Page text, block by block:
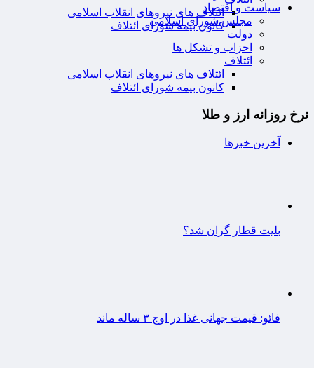
ائتلاف های نیروهای انقلاب اسلامی
کانون بیمه شورای ائتلاف
سیاست و اقتصاد
مجلس شورای اسلامی
دولت
احزاب و تشکل ها
ائتلاف
ائتلاف های نیروهای انقلاب اسلامی
کانون بیمه شورای ائتلاف
نرخ روزانه ارز و طلا
آخرین خبرها
بلیت قطار گران شد؟
فائو: قیمت جهانی غذا در اوج ۳ ساله ماند